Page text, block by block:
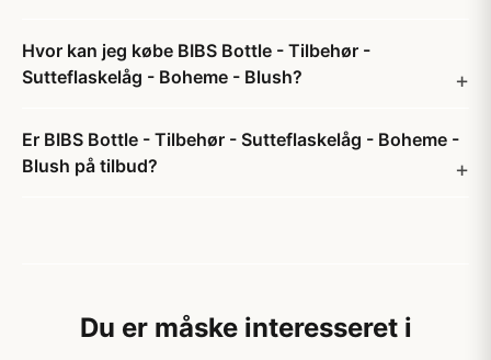
Hvor kan jeg købe BIBS Bottle - Tilbehør -
Sutteflaskelåg - Boheme - Blush?
Er BIBS Bottle - Tilbehør - Sutteflaskelåg - Boheme -
Blush på tilbud?
Du er måske interesseret i